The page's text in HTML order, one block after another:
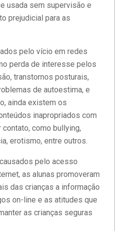
usada sem supervisão e
prejudicial para as
pelo vício em redes
perda de interesse pelos
transtornos posturais,
de autoestima, e
ainda existem os
inapropriados com
como bullying,
erotismo, entre outros.
pelo acesso
as alunas promoveram
das crianças a informação
on-line e as atitudes que
as crianças seguras